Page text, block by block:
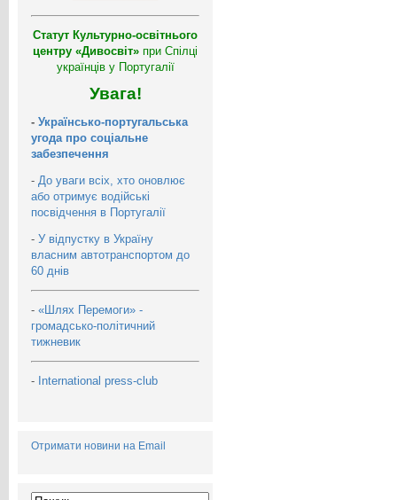
Статут Культурно-освітнього
центру «Дивосвіт» при Спілці
українців у Португалії
Увага!
- Українсько-португальська
угода про соціальне
забезпечення
- До уваги всіх, хто оновлює
або отримує водійські
посвідчення в Португалії
- У відпустку в Україну
власним автотранспортом до
60 днів
- «Шлях Перемоги» -
громадсько-політичний
тижневик
- International press-club
Отримати новини на Email